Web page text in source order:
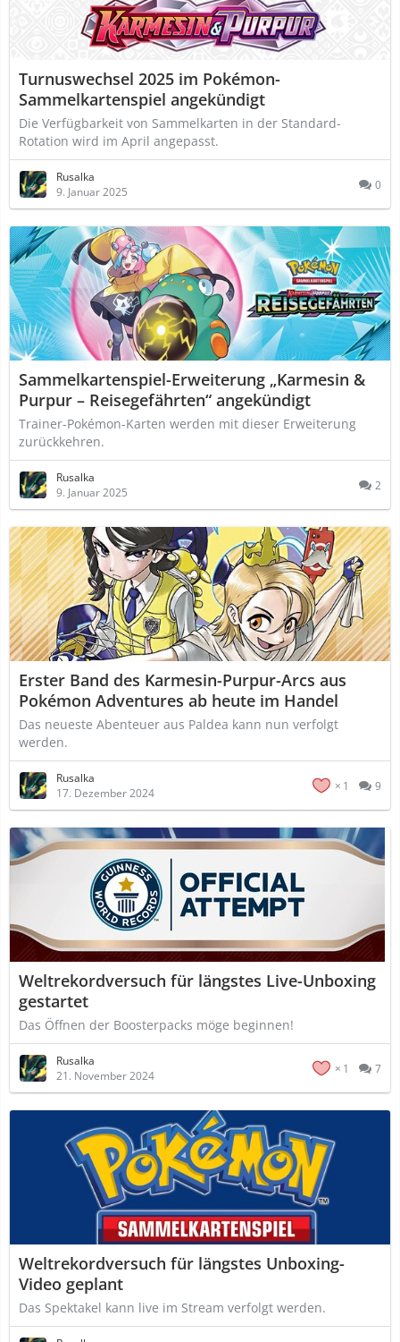
Turnuswechsel 2025 im Pokémon-
Sammelkartenspiel angekündigt
Die Verfügbarkeit von Sammelkarten in der Standard-
Rotation wird im April angepasst.
Rusalka
9. Januar 2025
0
Sammelkartenspiel-Erweiterung „Karmesin &
Purpur – Reisegefährten“ angekündigt
Trainer-Pokémon-Karten werden mit dieser Erweiterung
zurückkehren.
Rusalka
9. Januar 2025
2
Erster Band des Karmesin-Purpur-Arcs aus
Pokémon Adventures ab heute im Handel
Das neueste Abenteuer aus Paldea kann nun verfolgt
werden.
Rusalka
17. Dezember 2024
1 9
Weltrekordversuch für längstes Live-Unboxing
gestartet
Das Öffnen der Boosterpacks möge beginnen!
Rusalka
21. November 2024
1 7
Weltrekordversuch für längstes Unboxing-
Video geplant
Das Spektakel kann live im Stream verfolgt werden.